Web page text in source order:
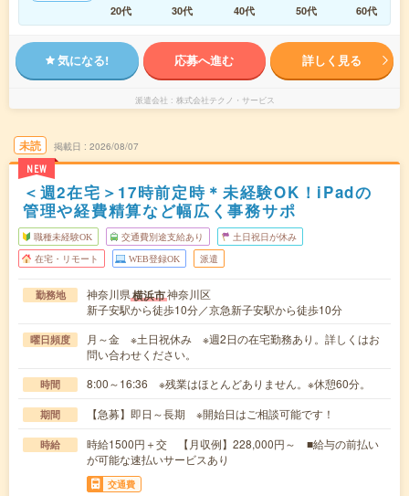
20代
30代 40代 50代 60代
気になる! 応募へ進む 詳しく見る
派遣会社 株式会社テクノ・サービス
未読
NEW
掲載日 2026/08/07
＜週2在宅＞17時前定時＊未経験OK！iPadの
管理や経費精算など幅広く事務サポ
職種未経験OK 交通費別途支給あり 土日祝日が休み
在宅・リモート WEB登録OK 派遣
勤務地 神奈川県横浜市神奈川区
新子安駅から徒歩10分／京急新子安駅から徒歩10分
曜日頻度
月～金 ※土日祝休み ※週2日の在宅勤務あり。詳しくはお
問い合わせください。
時間 8:00～16:36 ※残業はほとんどありません。※休憩60分。
期間 【急募】即日～長期 ※開始日はご相談可能です！
時給
時給1500円＋交 【月収例】228,000円～ ■給与の前払い
が可能な速払いサービスあり
交通費